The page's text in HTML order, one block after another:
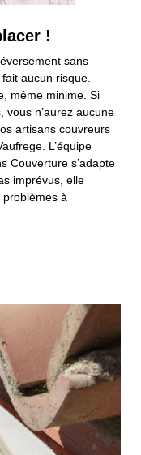
!
sans
aucun risque.
même minime. Si
vous n’aurez aucune
artisans couvreurs
L’équipe
Couverture s’adapte
imprévus, elle
problèmes à